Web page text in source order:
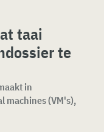
taai
te
in
machines (VM's),